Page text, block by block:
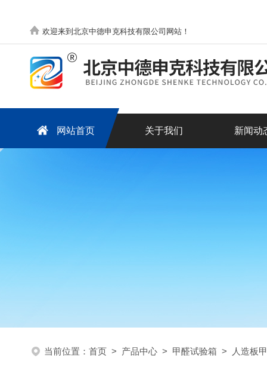
欢迎来到北京中德申克科技有限公司网站！
网站首页 关于我们 新闻动
当前位置： 首页 > 产品中心 > 甲醛试验箱 > 人造板